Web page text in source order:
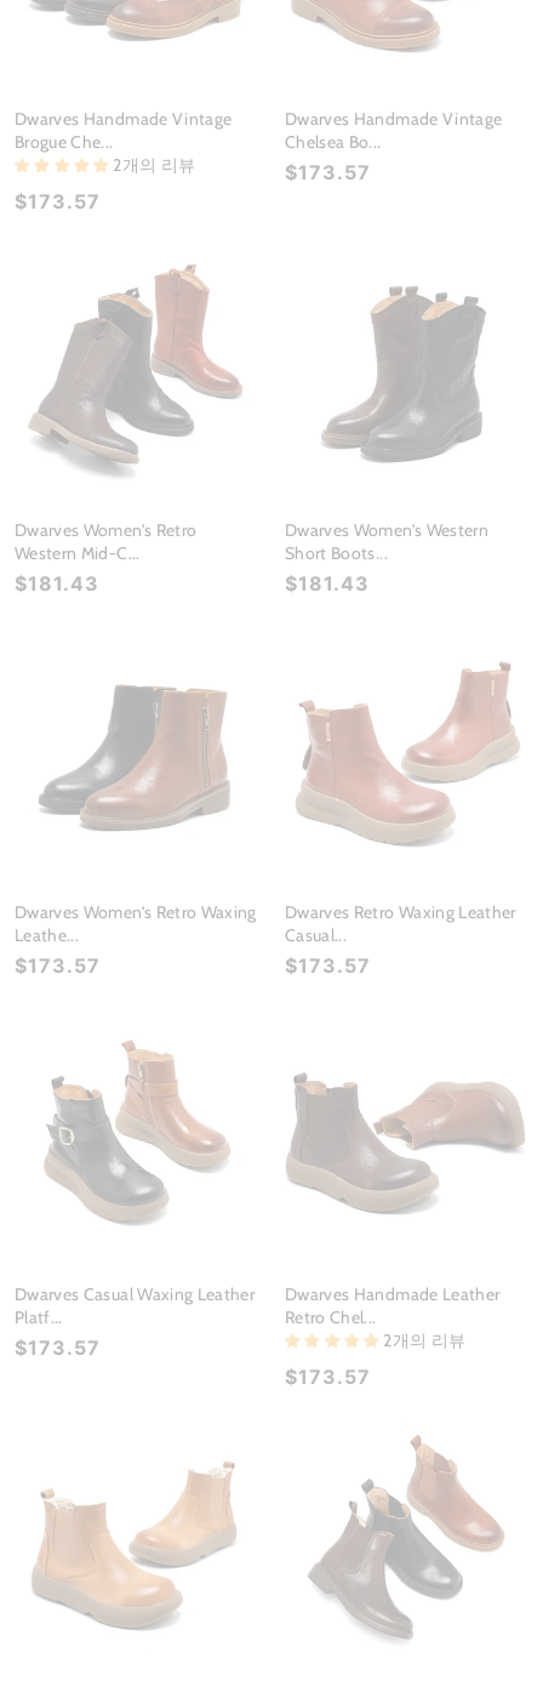
Dwarves Handmade Vintage
Brogue Che...
2개의 리뷰
$173.57
Dwarves Handmade Vintage
Chelsea Bo...
$173.57
Dwarves Women’s Retro
Western Mid-C...
$181.43
Dwarves Women’s Western
Short Boots...
$181.43
Dwarves Women’s Retro Waxing
Leathe...
$173.57
Dwarves Retro Waxing Leather
Casual...
$173.57
Dwarves Casual Waxing Leather
Platf...
$173.57
Dwarves Handmade Leather
Retro Chel...
2개의 리뷰
$173.57